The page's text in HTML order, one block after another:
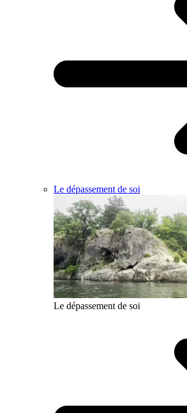
Le dépassement de soi
Le dépassement de soi